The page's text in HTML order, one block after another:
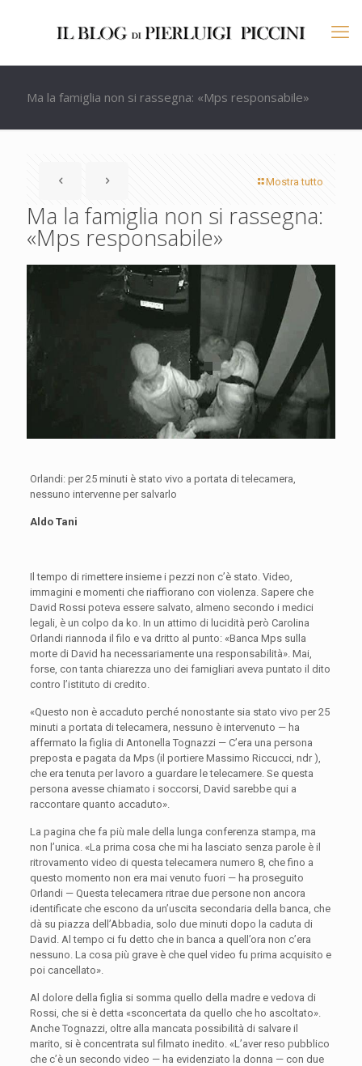
Ma la famiglia non si rassegna: «Mps responsabile»
Mostra tutto
Ma la famiglia non si rassegna:
«Mps responsabile»
Orlandi: per 25 minuti è stato vivo a portata di telecamera,
nessuno intervenne per salvarlo
Aldo Tani
Il tempo di rimettere insieme i pezzi non c’è stato. Video,
immagini e momenti che riaffiorano con violenza. Sapere che
David Rossi poteva essere salvato, almeno secondo i medici
legali, è un colpo da ko. In un attimo di lucidità però Carolina
Orlandi riannoda il filo e va dritto al punto: «Banca Mps sulla
morte di David ha necessariamente una responsabilità». Mai,
forse, con tanta chiarezza uno dei famigliari aveva puntato il dito
contro l’istituto di credito.
«Questo non è accaduto perché nonostante sia stato vivo per 25
minuti a portata di telecamera, nessuno è intervenuto — ha
affermato la figlia di Antonella Tognazzi — C’era una persona
preposta e pagata da Mps (il portiere Massimo Riccucci, ndr ),
che era tenuta per lavoro a guardare le telecamere. Se questa
persona avesse chiamato i soccorsi, David sarebbe qui a
raccontare quanto accaduto».
La pagina che fa più male della lunga conferenza stampa, ma
non l’unica. «La prima cosa che mi ha lasciato senza parole è il
ritrovamento video di questa telecamera numero 8, che fino a
questo momento non era mai venuto fuori — ha proseguito
Orlandi — Questa telecamera ritrae due persone non ancora
identificate che escono da un’uscita secondaria della banca, che
dà su piazza dell’Abbadia, solo due minuti dopo la caduta di
David. Al tempo ci fu detto che in banca a quell’ora non c’era
nessuno. La cosa più grave è che quel video fu prima acquisito e
poi cancellato».
Al dolore della figlia si somma quello della madre e vedova di
Rossi, che si è detta «sconcertata da quello che ho ascoltato».
Anche Tognazzi, oltre alla mancata possibilità di salvare il
marito, si è concentrata sul filmato inedito. «L’aver reso pubblico
che c’è un secondo video — ha evidenziato la donna — con due